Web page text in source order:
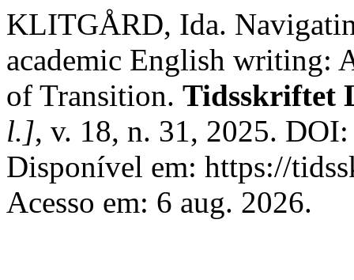
KLITGÅRD, Ida.
academic English writing:
of Transition. Tidsskriftet
l.], v. 18, n. 31, 2025.
Disponível em: https://
Acesso em: 6 aug. 2026.